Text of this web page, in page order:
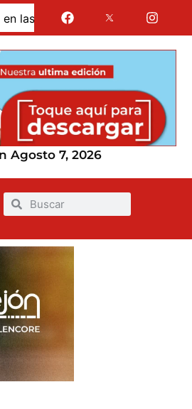
su cuerpo permanece en
Agosto 7, 2026